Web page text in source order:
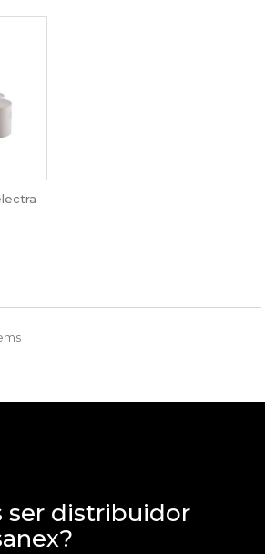
ser distribuidor